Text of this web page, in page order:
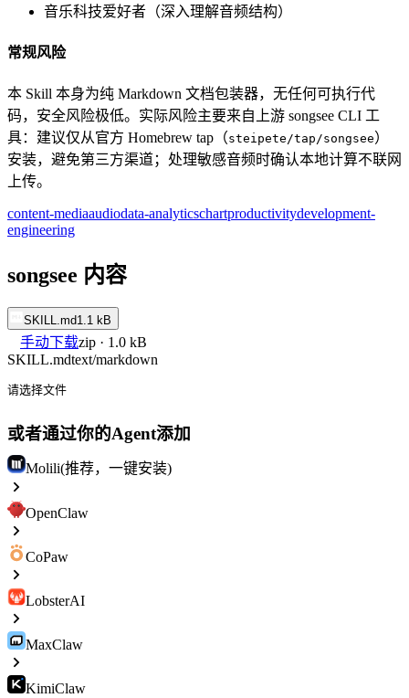
音乐科技爱好者（深入理解音频结构）
常规风险
本 Skill 本身为纯 Markdown 文档包装器，无任何可执行代
码，安全风险极低。实际风险主要来自上游 songsee CLI 工
具：建议仅从官方 Homebrew tap（steipete/tap/songsee）
安装，避免第三方渠道；处理敏感音频时确认本地计算不联网
上传。
content-mediaaudiodata-analyticschartproductivitydevelopment-
engineering
songsee 内容
SKILL.md1.1 kB
手动下载zip · 1.0 kB
SKILL.mdtext/markdown
请选择文件
或者通过你的Agent添加
Molili(推荐，一键安装)
OpenClaw
CoPaw
LobsterAI
MaxClaw
KimiClaw